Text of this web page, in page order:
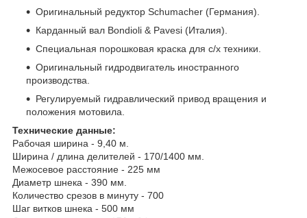
Оригинальный редуктор Schumacher (Германия).
Карданный вал Bondioli & Pavesi (Италия).
Специальная порошковая краска для с/х техники.
Оригинальный гидродвигатель иностранного
производства.
Регулируемый гидравлический привод вращения и
положения мотовила.
Технические данные:
Рабочая ширина - 9,40 м.
Ширина / длина делителей - 170/1400 мм.
Межосевое расстояние - 225 мм
Диаметр шнека - 390 мм.
Количество срезов в минуту - 700
Шаг витков шнека - 500 мм